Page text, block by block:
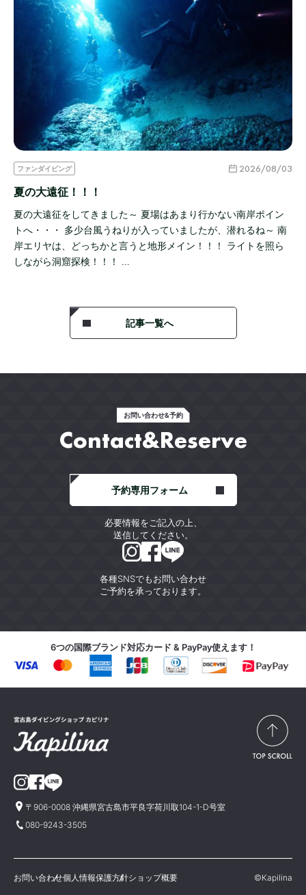
ファンダイビング 2026/08/03
夏の大遠征！！！
夏の大遠征をしてきました～ 夏場はあまり行かない南岸ポイン
トへ・・・ 多少台風うねりが入っていましたが、潜れるね～ 南
岸エリヤは、どっちかと言うと地形メイン！！！ ライトを照ら
しながら洞窟探検！！！ …
記事一覧へ
お問い合わせ&予約
Contact&Reserve
各種SNSでもお問い合わせ
ご予約を承っております。
予約専用フォーム
必要情報をご記入の上、
送信してください。
6つの国際ブランド対応カード & PayPay使えます！
〒906-0008 沖縄県宮古島市平良字荷川取104-1-D号室
080-9243-3505
お問い合わせ個人情報保護方針ショップ概要 ©Kapilina